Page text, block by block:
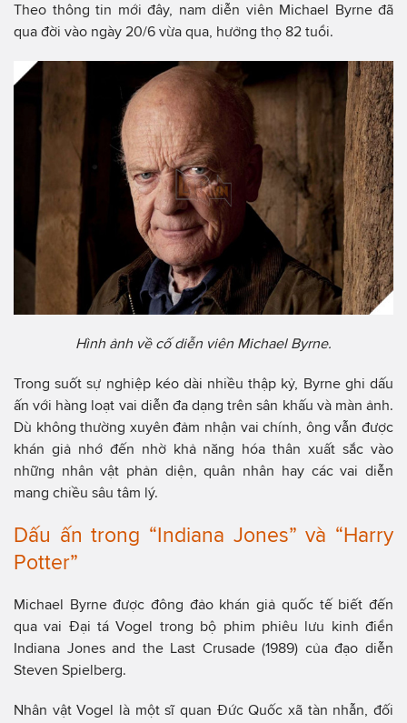
Theo thông tin mới đây, nam diễn viên Michael Byrne đã
qua đời vào ngày 20/6 vừa qua, hưởng thọ 82 tuổi.
Hình ảnh về cố diễn viên Michael Byrne.
Trong suốt sự nghiệp kéo dài nhiều thập kỷ, Byrne ghi dấu
ấn với hàng loạt vai diễn đa dạng trên sân khấu và màn ảnh.
Dù không thường xuyên đảm nhận vai chính, ông vẫn được
khán giả nhớ đến nhờ khả năng hóa thân xuất sắc vào
những nhân vật phản diện, quân nhân hay các vai diễn
mang chiều sâu tâm lý.
Dấu ấn trong “Indiana Jones” và “Harry
Potter”
Michael Byrne được đông đảo khán giả quốc tế biết đến
qua vai Đại tá Vogel trong bộ phim phiêu lưu kinh điển
Indiana Jones and the Last Crusade (1989) của đạo diễn
Steven Spielberg.
Nhân vật Vogel là một sĩ quan Đức Quốc xã tàn nhẫn, đối